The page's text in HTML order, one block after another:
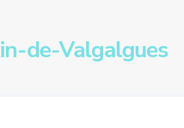
de-Valgalgues